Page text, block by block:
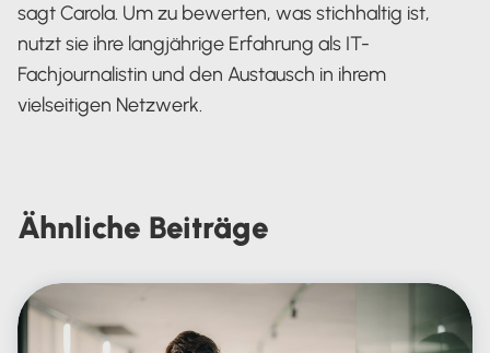
sagt Carola. Um zu bewerten, was stichhaltig ist,
nutzt sie ihre langjährige Erfahrung als IT-
Fachjournalistin und den Austausch in ihrem
vielseitigen Netzwerk.
Ähnliche Beiträge